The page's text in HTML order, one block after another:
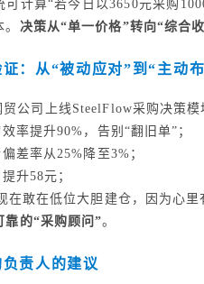
算“若今日以3650元采购
决策从“单一价格”转向“综合
：从“被动应对”到“主动
公司上线SteelFlow采购决策模
率提升90%，告别“翻旧单”；
差率从25%降至3%；
升58元；
在敢在低位大胆建仓，因为心里
靠的“采购顾问”。
责人的建议